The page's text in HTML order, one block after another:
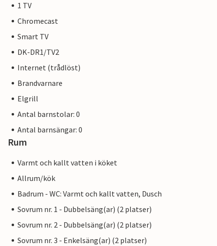
1 TV
Chromecast
Smart TV
DK-DR1/TV2
Internet (trådlöst)
Brandvarnare
Elgrill
Antal barnstolar: 0
Antal barnsängar: 0
Rum
Varmt och kallt vatten i köket
Allrum/kök
Badrum - WC: Varmt och kallt vatten, Dusch
Sovrum nr. 1 - Dubbelsäng(ar) (2 platser)
Sovrum nr. 2 - Dubbelsäng(ar) (2 platser)
Sovrum nr. 3 - Enkelsäng(ar) (2 platser)